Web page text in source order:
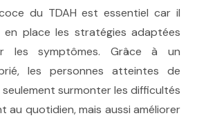
du TDAH est essentiel car il
place les stratégies adaptées
les symptômes. Grâce à un
les personnes atteintes de
surmonter les difficultés
au quotidien, mais aussi améliorer